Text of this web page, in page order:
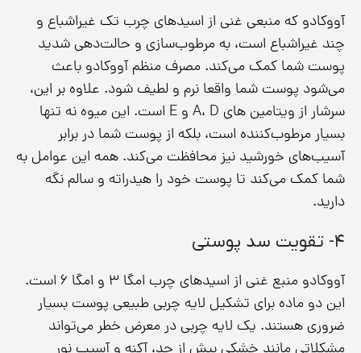
آووکادو که منبعی غنی از اسیدهای چرب تک غیراشباع و
چند غیراشباع است، به مرطوب‌سازی و حالت‌دهی شدید
پوست شما کمک می‌کند. مصرف منظم آووکادو باعث
می‌شود پوست شما واقعا نرم و لطیف شود. علاوه بر این،
سرشار از ویتامین های A، D و E است. این میوه نه تنها
بسیار مرطوب‌کننده است، بلکه از پوست شما در برابر
آسیب‌های خورشید نیز محافظت می‌کند. همه این عوامل به
شما کمک می‌کند تا پوست خود را هیدراته و سالم نگه
دارید.
۴- تقویت سد پوستی
آووکادو منبع غنی از اسیدهای چرب امگا ۳ و امگا ۶ است.
این دو ماده برای تشکیل لایه چربی طبیعی پوست بسیار
ضروری هستند. یک لایه چربی در معرض خطر می‌تواند